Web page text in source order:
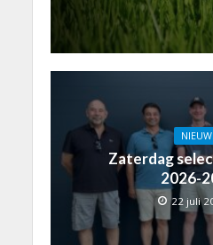
Zaterdag
2026-
22 juli